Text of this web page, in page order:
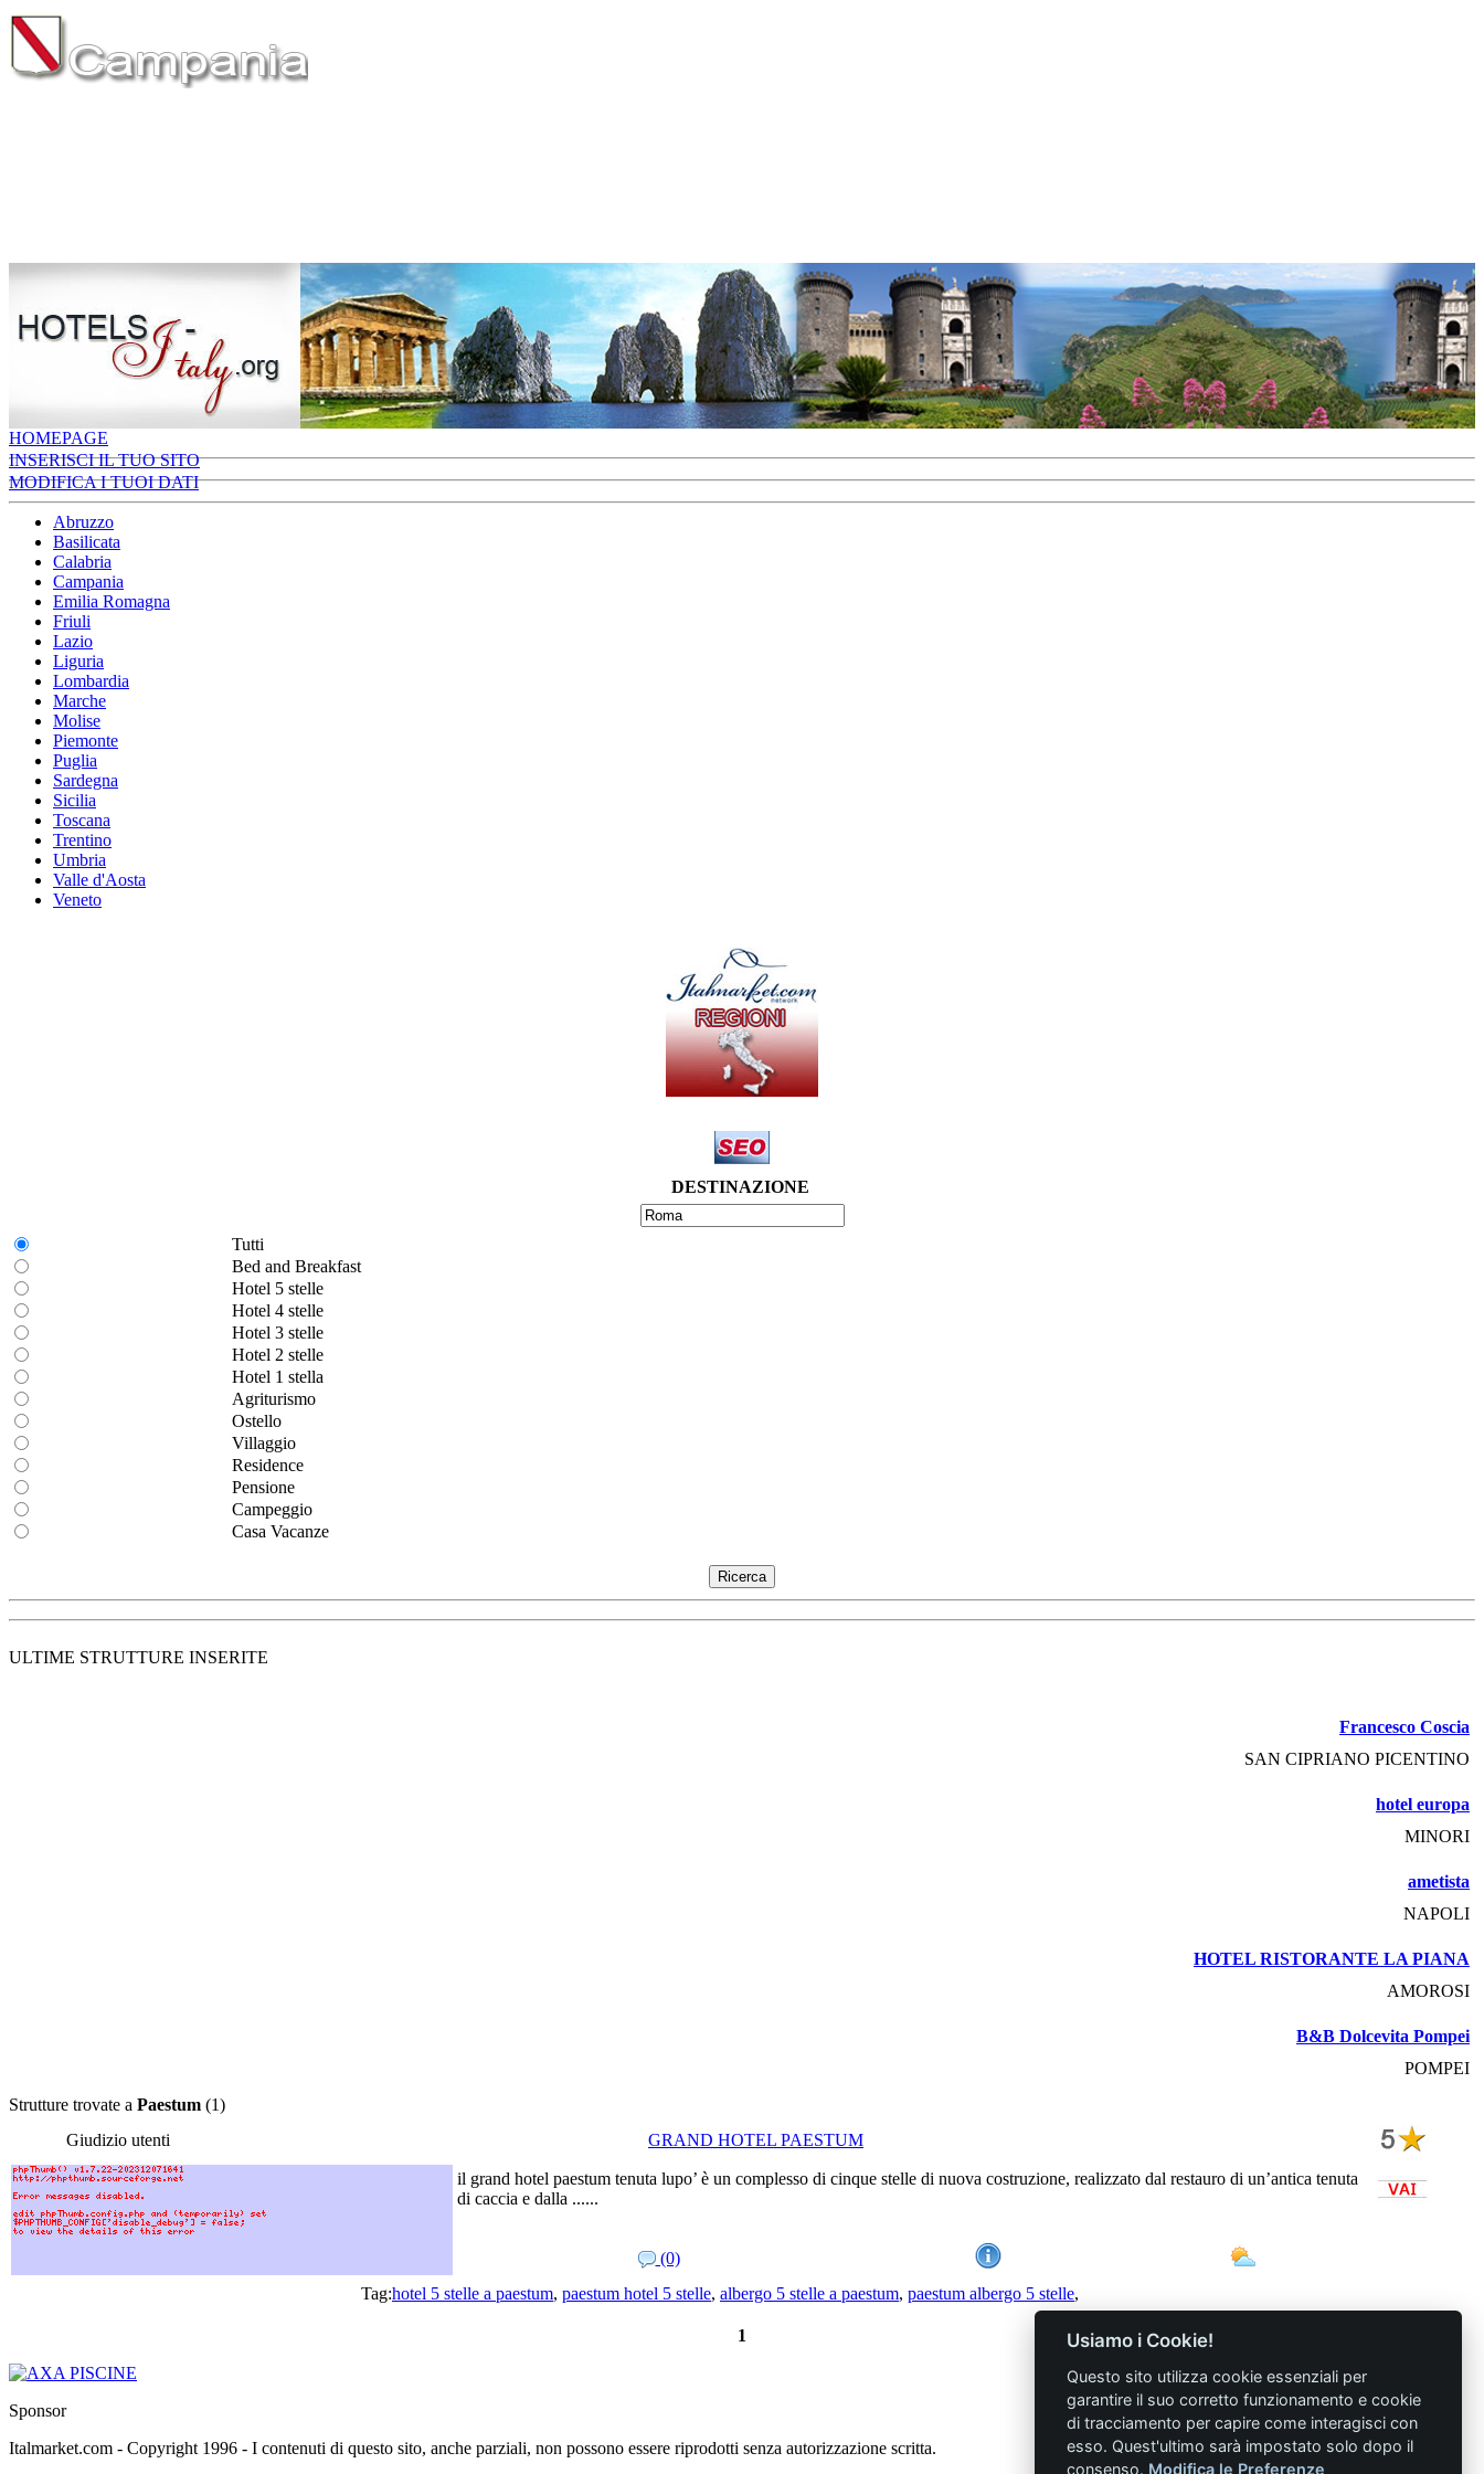
HOMEPAGE
INSERISCI IL TUO SITO
MODIFICA I TUOI DATI
Abruzzo
Basilicata
Calabria
Campania
Emilia Romagna
Friuli
Lazio
Liguria
Lombardia
Marche
Molise
Piemonte
Puglia
Sardegna
Sicilia
Toscana
Trentino
Umbria
Valle d'Aosta
Veneto
DESTINAZIONE
Tutti
Bed and Breakfast
Hotel 5 stelle
Hotel 4 stelle
Hotel 3 stelle
Hotel 2 stelle
Hotel 1 stella
Agriturismo
Ostello
Villaggio
Residence
Pensione
Campeggio
Casa Vacanze
ULTIME STRUTTURE INSERITE
Francesco Coscia
SAN CIPRIANO PICENTINO
hotel europa
MINORI
ametista
NAPOLI
HOTEL RISTORANTE LA PIANA
AMOROSI
B&B Dolcevita Pompei
POMPEI
Strutture trovate a Paestum (1)
Giudizio utenti
GRAND HOTEL PAESTUM
il grand hotel paestum tenuta lupo’ è un complesso di cinque stelle di nuova costruzione, realizzato dal restauro di un’antica tenuta
di caccia e dalla ......
(0)
Tag:hotel 5 stelle a paestum, paestum hotel 5 stelle, albergo 5 stelle a paestum, paestum albergo 5 stelle,
1
Sponsor
Italmarket.com - Copyright 1996 - I contenuti di questo sito, anche parziali, non possono essere riprodotti senza autorizzazione scritta.
Usiamo i Cookie!
Questo sito utilizza cookie essenziali per
garantire il suo corretto funzionamento e cookie
di tracciamento per capire come interagisci con
esso. Quest'ultimo sarà impostato solo dopo il
consenso. Modifica le Preferenze